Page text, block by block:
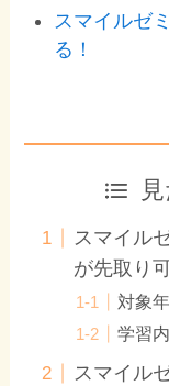
スマイルゼ
る！
スマイル
が先取り
対象
学習
スマイル